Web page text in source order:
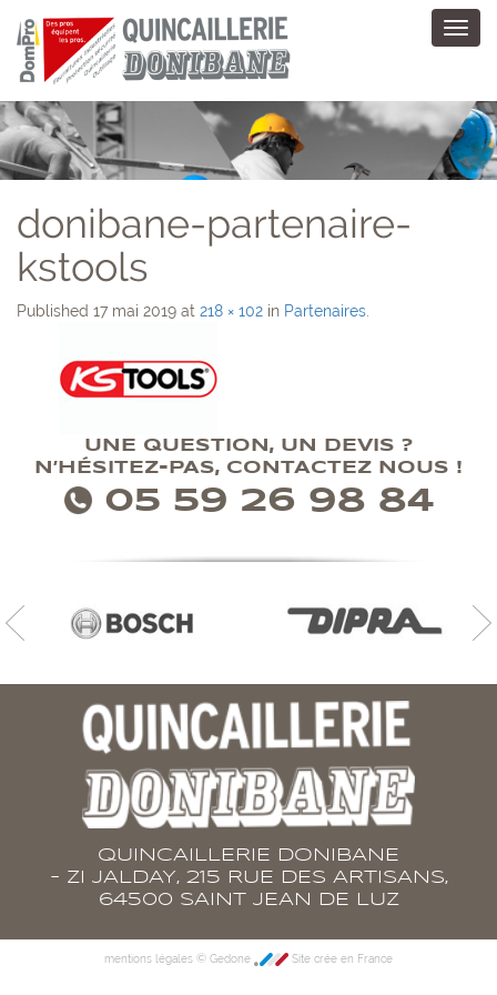
donibane-partenaire-
kstools
Published 17 mai 2019 at 218 × 102 in Partenaires
UNE QUESTION, UN DEVIS ?
N’HÉSITEZ-PAS, CONTACTEZ NOUS !
05 59 26 98 84
QUINCAILLERIE DONIBANE
- ZI JALDAY, 215 RUE DES ARTISANS,
64500 SAINT JEAN DE LUZ
mentions légales © Gedone Site crée en France